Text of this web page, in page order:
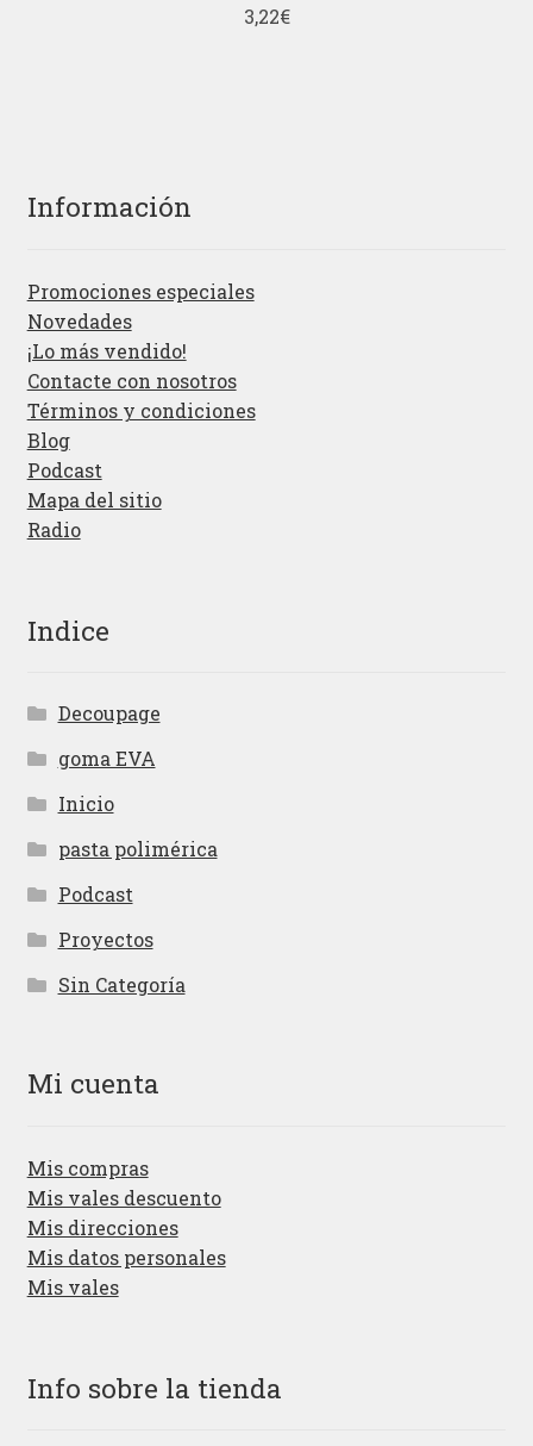
3,22€
Información
Promociones especiales
Novedades
¡Lo más vendido!
Contacte con nosotros
Términos y condiciones
Blog
Podcast
Mapa del sitio
Radio
Indice
Decoupage
goma EVA
Inicio
pasta polimérica
Podcast
Proyectos
Sin Categoría
Mi cuenta
Mis compras
Mis vales descuento
Mis direcciones
Mis datos personales
Mis vales
Info sobre la tienda